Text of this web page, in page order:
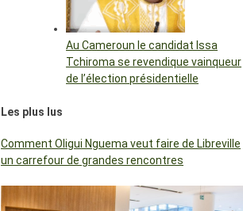
Au Cameroun le candidat Issa
Tchiroma se revendique vainqueur
de l’élection présidentielle
Les plus lus
Comment Oligui Nguema veut faire de Libreville
un carrefour de grandes rencontres